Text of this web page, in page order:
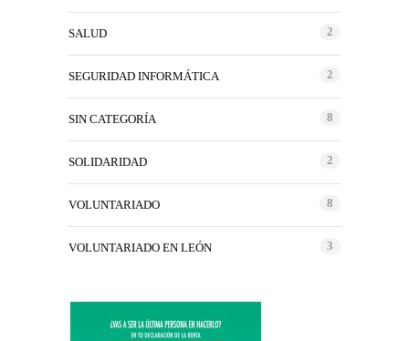
SALUD 2
SEGURIDAD INFORMÁTICA 2
SIN CATEGORÍA 8
SOLIDARIDAD 2
VOLUNTARIADO 8
VOLUNTARIADO EN LEÓN 3